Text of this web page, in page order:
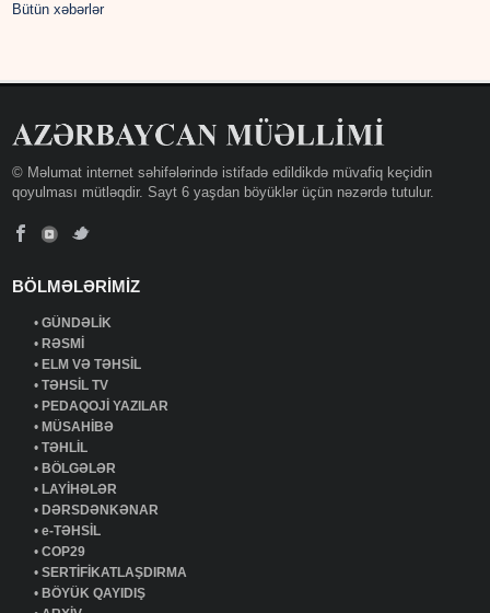
Bütün xəbərlər
© Məlumat internet səhifələrində istifadə edildikdə müvafiq keçidin
qoyulması mütləqdir. Sayt 6 yaşdan böyüklər üçün nəzərdə tutulur.
BÖLMƏLƏRİMİZ
•GÜNDƏLİK
• RƏSMİ
• ELM VƏ TƏHSİL
•TƏHSİL TV
• PEDAQOJİ YAZILAR
• MÜSAHİBƏ
•TƏHLİL
• BÖLGƏLƏR
• LAYİHƏLƏR
• DƏRSDƏNKƏNAR
•e-TƏHSİL
•COP29
•SERTİFİKATLAŞDIRMA
• BÖYÜK QAYIDIŞ